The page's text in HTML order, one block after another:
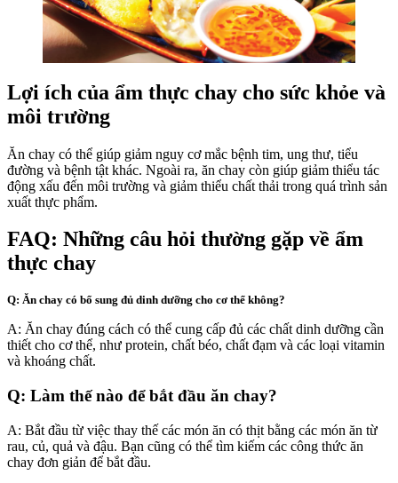
Lợi ích của ẩm thực chay cho sức khỏe và
môi trường
Ăn chay có thể giúp giảm nguy cơ mắc bệnh tim, ung thư, tiểu
đường và bệnh tật khác. Ngoài ra, ăn chay còn giúp giảm thiểu tác
động xấu đến môi trường và giảm thiểu chất thải trong quá trình sản
xuất thực phẩm.
FAQ: Những câu hỏi thường gặp về ẩm
thực chay
Q: Ăn chay có bổ sung đủ dinh dưỡng cho cơ thể không?
A: Ăn chay đúng cách có thể cung cấp đủ các chất dinh dưỡng cần
thiết cho cơ thể, như protein, chất béo, chất đạm và các loại vitamin
và khoáng chất.
Q: Làm thế nào để bắt đầu ăn chay?
A: Bắt đầu từ việc thay thế các món ăn có thịt bằng các món ăn từ
rau, củ, quả và đậu. Bạn cũng có thể tìm kiếm các công thức ăn
chay đơn giản để bắt đầu.